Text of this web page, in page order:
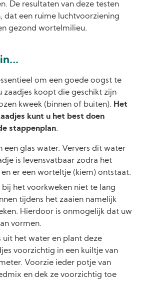
De resultaten van deze testen
dat een ruime luchtvoorziening
gezond wortelmilieu.
om een goede oogst te
zaadjes koopt die geschikt zijn
kweek (binnen of buiten). Het
kunt u het best doen
stappenplan:
een glas water. Ververs dit water
is levensvatbaar zodra het
er een worteltje (kiem) ontstaat.
bij het voorkweken niet te lang
tijdens het zaaien namelijk
Hierdoor is onmogelijk dat uw
vormen.
uit het water en plant deze
voorzichtig in een kuiltje van
Voorzie ieder potje van
en dek ze voorzichtig toe